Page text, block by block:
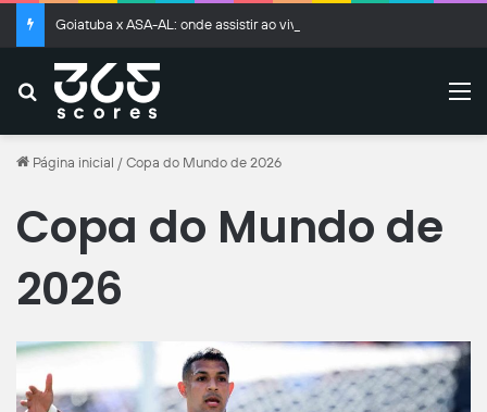
Buscar
Página inicial / Copa do Mundo de 2026
Copa do Mundo de
2026